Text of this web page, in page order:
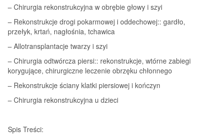
– Chirurgia rekonstrukcyjna w obrębie głowy i szyi
– Rekonstrukcje drogi pokarmowej i oddechowej:: gardło,
przełyk, krtań, nagłośnia, tchawica
– Allotransplantacje twarzy i szyi
– Chirurgia odtwórcza piersi:: rekonstrukcje, wtórne zabiegi
korygujące, chirurgiczne leczenie obrzęku chłonnego
– Rekonstrukcje ściany klatki piersiowej i kończyn
– Chirurgia rekonstrukcyjna u dzieci
Spis Treści: